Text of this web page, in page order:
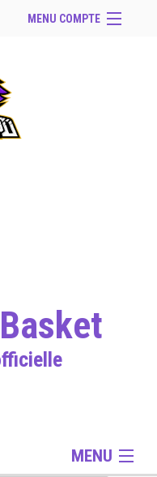
MENU COMPTE
)
MENU